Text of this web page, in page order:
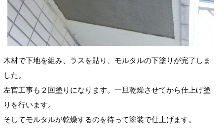
木材で下地を組み、ラスを貼り、モルタルの下塗りが完了しま
した。
左官工事も２回塗りになります。一旦乾燥させてから仕上げ塗
りを行います。
そしてモルタルが乾燥するのを待って塗装で仕上げます。